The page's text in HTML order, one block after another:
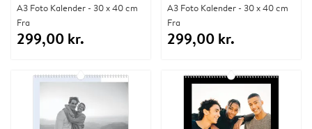
A3 Foto Kalender - 30 x 40 cm
Fra
299,00 kr.
A3 Foto Kalender - 30 x 40 cm
Fra
299,00 kr.